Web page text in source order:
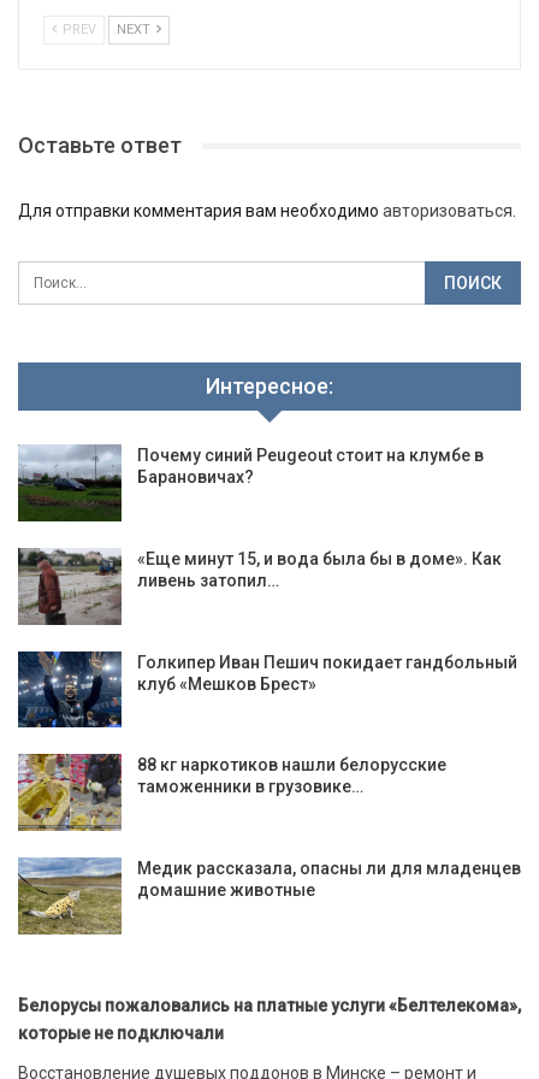
PREV NEXT
Оставьте ответ
Для отправки комментария вам необходимо авторизоваться.
Интересное:
Почему синий Peugeout стоит на клумбе в
Барановичах?
«Еще минут 15, и вода была бы в доме». Как
ливень затопил…
Голкипер Иван Пешич покидает гандбольный
клуб «Мешков Брест»
88 кг наркотиков нашли белорусские
таможенники в грузовике…
Медик рассказала, опасны ли для младенцев
домашние животные
Белорусы пожаловались на платные услуги «Белтелекома»,
которые не подключали
Восстановление душевых поддонов в Минске – ремонт и